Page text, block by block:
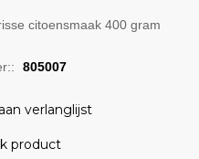
citoensmaak 400 gram
805007